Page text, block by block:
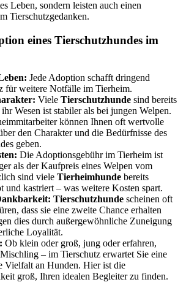
Leben, sondern leisten auch einen
Tierschutzgedanken.
eines Tierschutzhundes im
Jede Adoption schafft dringend
für weitere Notfälle im Tierheim.
Viele Tierschutzhunde sind bereits
Wesen ist stabiler als bei jungen Welpen.
können Ihnen oft wertvolle
den Charakter und die Bedürfnisse des
geben.
Die Adoptionsgebühr im Tierheim ist
als der Kaufpreis eines Welpen vom
sind viele Tierheimhunde bereits
und kastriert – was weitere Kosten spart.
Tierschutzhunde scheinen oft
dass sie eine zweite Chance erhalten
dies durch außergewöhnliche Zuneigung
Loyalität.
Ob klein oder groß, jung oder erfahren,
– im Tierschutz erwartet Sie eine
Vielfalt an Hunden. Hier ist die
groß, Ihren idealen Begleiter zu finden.